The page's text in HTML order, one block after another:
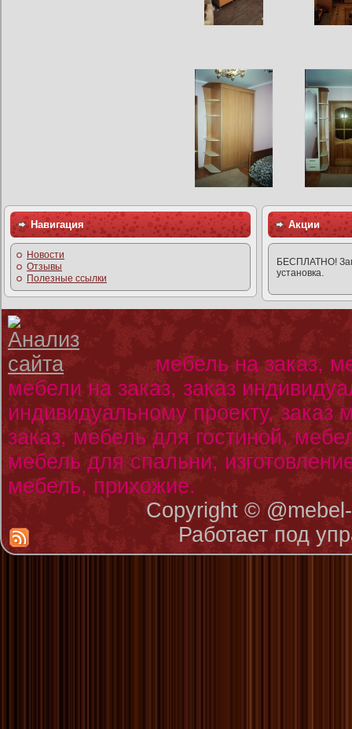
Навигация
Новости
Отзывы
Полезные ссылки
Акции
БЕСПЛАТНО!
установка.
мебель на заказ,
мебели на заказ, заказ
индивидуальному проекту,
заказ, мебель для гостиной,
мебель для спальни,
мебель, прихожие.
Copyright ©
Работает под